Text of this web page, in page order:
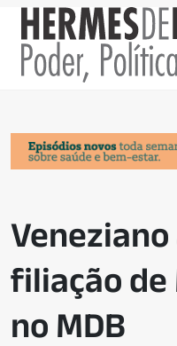
filiação de
no MDB